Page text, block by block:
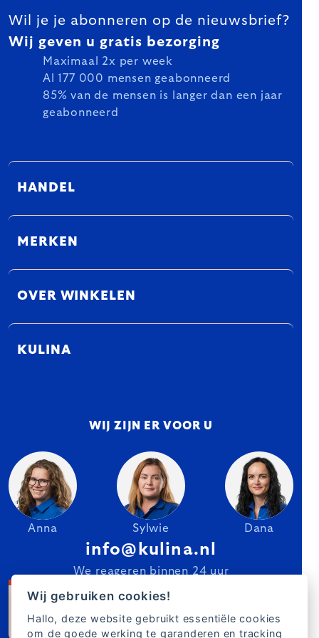
Wil je je abonneren op de nieuwsbrief?
Wij geven u gratis bezorging
Maximaal 2x per week
Al 177 000 mensen geabonneerd
85% van de mensen is langer dan een jaar
geabonneerd
HANDEL
MERKEN
OVER WINKELEN
KULINA
WIJ ZIJN ER VOOR U
Anna Sylwie Dana
info@kulina.nl
We reageren binnen 24 uur
Wij gebruiken cookies!
Hallo, deze website gebruikt essentiële cookies
om de goede werking te garanderen en tracking